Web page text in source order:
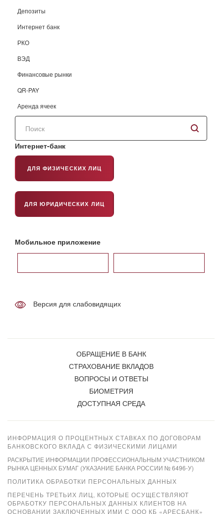
Депозиты
Интернет банк
РКО
ВЭД
Финансовые рынки
QR-PAY
Аренда ячеек
Поиск
сайту
Интернет-банк
ДЛЯ ФИЗИЧЕСКИХ ЛИЦ
ДЛЯ ЮРИДИЧЕСКИХ ЛИЦ
Мобильное приложение
Версия для слабовидящих
ОБРАЩЕНИЕ В БАНК
СТРАХОВАНИЕ ВКЛАДОВ
ВОПРОСЫ И ОТВЕТЫ
БИОМЕТРИЯ
ДОСТУПНАЯ СРЕДА
ИНФОРМАЦИЯ О ПРОЦЕНТНЫХ СТАВКАХ ПО ДОГОВОРАМ
БАНКОВСКОГО ВКЛАДА С ФИЗИЧЕСКИМИ ЛИЦАМИ
РАСКРЫТИЕ ИНФОРМАЦИИ ПРОФЕССИОНАЛЬНЫМ УЧАСТНИКОМ
РЫНКА ЦЕННЫХ БУМАГ (УКАЗАНИЕ БАНКА РОССИИ № 6496-У)
ПОЛИТИКА ОБРАБОТКИ ПЕРСОНАЛЬНЫХ ДАННЫХ
ПЕРЕЧЕНЬ ТРЕТЬИХ ЛИЦ, КОТОРЫЕ ОСУЩЕСТВЛЯЮТ
ОБРАБОТКУ ПЕРСОНАЛЬНЫХ ДАННЫХ КЛИЕНТОВ НА
ОСНОВАНИИ ЗАКЛЮЧЕННЫХ ИМИ С ООО КБ «АРЕСБАНК»